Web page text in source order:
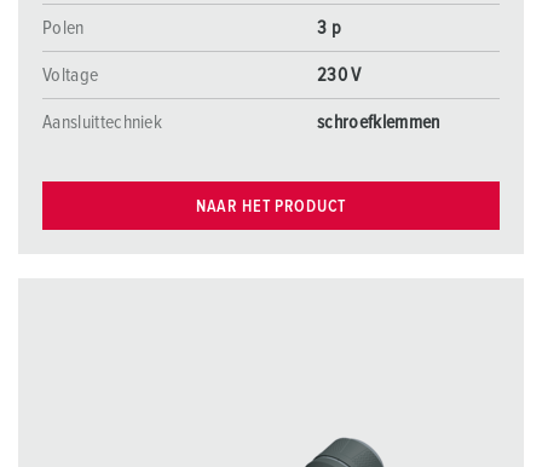
Polen 3 p
Voltage 230 V
Aansluittechniek schroefklemmen
NAAR HET PRODUCT